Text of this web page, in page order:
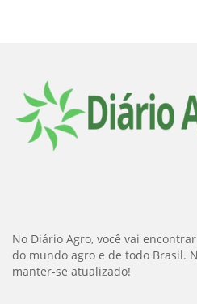
No Diário Agro, você vai
do mundo agro e de todo Brasil.
manter-se atualizado!